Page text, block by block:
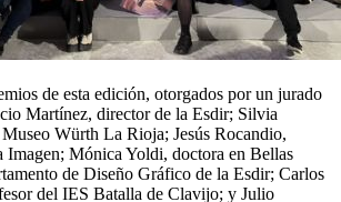
de esta edición, otorgados por un jurado
Martínez, director de la Esdir; Silvia
Würth La Rioja; Jesús Rocandio,
Imagen; Mónica Yoldi, doctora en Bellas
de Diseño Gráfico de la Esdir; Carlos
del IES Batalla de Clavijo; y Julio